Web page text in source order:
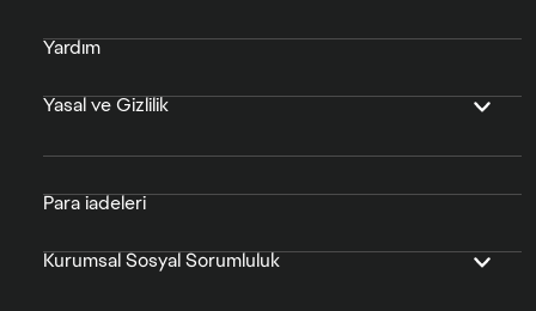
Yardım
Yasal ve Gizlilik
Para iadeleri
Kurumsal Sosyal Sorumluluk